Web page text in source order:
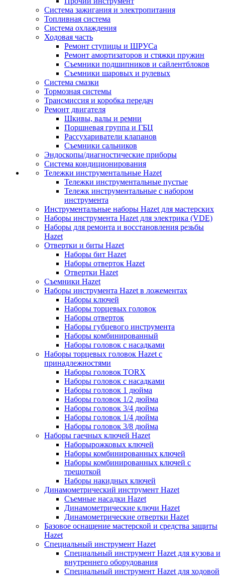
Система зажигания и электропитания
Топливная система
Система охлаждения
Ходовая часть
Ремонт ступицы и ШРУСа
Ремонт амортизаторов и стяжки пружин
Съемники подшипников и сайлентблоков
Съемники шаровых и рулевых
Система смазки
Тормозная системы
Трансмиссия и коробка передач
Ремонт двигателя
Шкивы, валы и ремни
Поршневая группа и ГБЦ
Рассухариватели клапанов
Съемники сальников
Эндоскопы/диагностические приборы
Система кондиционирования
Тележки инструментальные Hazet
Тележки инструментальные пустые
Тележк инструментальные с набором
инструмента
Инструментальные наборы Hazet для мастерских
Наборы инструмента Hazet для электрика (VDE)
Наборы для ремонта и восстановления резьбы
Hazet
Отвертки и биты Hazet
Наборы бит Hazet
Наборы отверток Hazet
Отвертки Hazet
Съемники Hazet
Наборы инструмента Hazet в ложементах
Наборы ключей
Наборы торцевых головок
Наборы отверток
Наборы губцевого инструмента
Наборы комбинированный
Наборы головок с насадками
Наборы торцевых головок Hazet с
принадлежностями
Наборы головок TORX
Наборы головок с насадками
Наборы головок 1 дюйма
Наборы головок 1/2 дюйма
Наборы головок 3/4 дюйма
Наборы головок 1/4 дюйма
Наборы головок 3/8 дюйма
Наборы гаечных ключей Hazet
Наборырожковых ключей
Наборы комбинированных ключей
Наборы комбинированных ключей с
трещоткой
Наборы накидных ключей
Динамометрический инструмент Hazet
Съемные насадки Hazet
Динамометрические ключи Hazet
Динамометрические отвертки Hazet
Базовое оснащение мастерской и средства защиты
Hazet
Специальный инструмент Hazet
Специальный инструмент Hazet для кузова и
внутреннего оборудования
Специальный инструмент Hazet для ходовой